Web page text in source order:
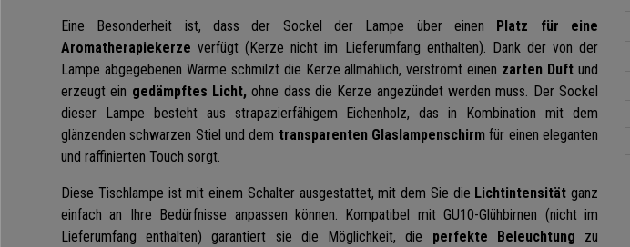
Eine Besonderheit ist, dass der Sockel der Lampe über einen Platz für eine
Aromatherapiekerze verfügt (Kerze nicht im Lieferumfang enthalten). Dank der von der
Lampe abgegebenen Wärme schmilzt die Kerze allmählich, verströmt einen zarten Duft und
erzeugt ein gedämpftes Licht, ohne dass die Kerze angezündet werden muss. Der Sockel
dieser Lampe besteht aus strapazierfähigem Eichenholz, das in Kombination mit dem
glänzenden schwarzen Stiel und dem transparenten Glaslampenschirm für einen eleganten
und raffinierten Touch sorgt.
Diese Tischlampe ist mit einem Schalter ausgestattet, mit dem Sie die Lichtintensität ganz
einfach an Ihre Bedürfnisse anpassen können. Kompatibel mit GU10-Glühbirnen (nicht im
Lieferumfang enthalten) garantiert sie die Möglichkeit, die perfekte Beleuchtung zu